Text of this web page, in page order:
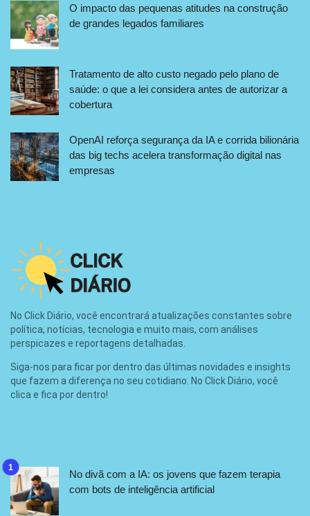
O impacto das pequenas atitudes na construção
de grandes legados familiares
Tratamento de alto custo negado pelo plano de
saúde: o que a lei considera antes de autorizar a
cobertura
OpenAI reforça segurança da IA e corrida bilionária
das big techs acelera transformação digital nas
empresas
No Click Diário, você encontrará atualizações constantes sobre
política, notícias, tecnologia e muito mais, com análises
perspicazes e reportagens detalhadas.
Siga-nos para ficar por dentro das últimas novidades e insights
que fazem a diferença no seu cotidiano. No Click Diário, você
clica e fica por dentro!
No divã com a IA: os jovens que fazem terapia
com bots de inteligência artificial